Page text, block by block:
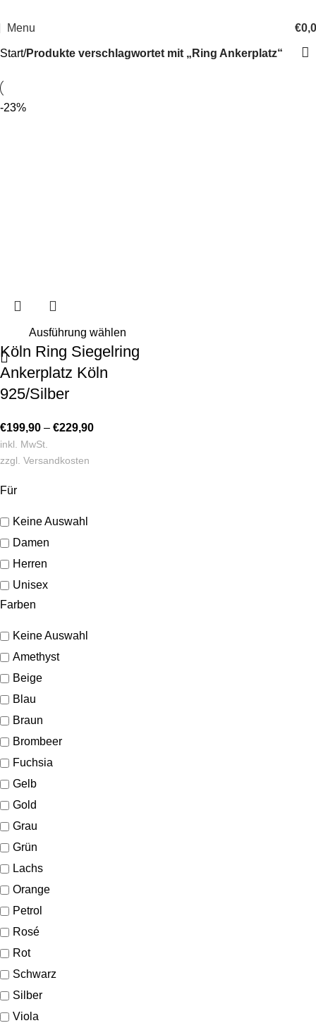
Menu €
Für
Keine Auswahl
Damen
Herren
Unisex
Farben
Keine Auswahl
Amethyst
Beige
Blau
Braun
Brombeer
Fuchsia
Gelb
Gold
Grau
Grün
Lachs
Orange
Petrol
Rosé
Rot
Schwarz
Silber
Viola
Start Produkte verschlagwortet mit „Ring Ankerplatz“
-23%
Ausführung wählen
Köln Ring Siegelring
Ankerplatz Köln
925/Silber
€199,90 – €229,90
inkl. MwSt.
zzgl. Versandkosten